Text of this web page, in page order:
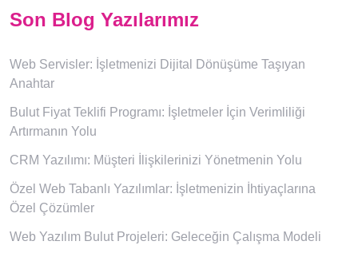
Son Blog Yazılarımız
Web Servisler: İşletmenizi Dijital Dönüşüme Taşıyan
Anahtar
Bulut Fiyat Teklifi Programı: İşletmeler İçin Verimliliği
Artırmanın Yolu
CRM Yazılımı: Müşteri İlişkilerinizi Yönetmenin Yolu
Özel Web Tabanlı Yazılımlar: İşletmenizin İhtiyaçlarına
Özel Çözümler
Web Yazılım Bulut Projeleri: Geleceğin Çalışma Modeli